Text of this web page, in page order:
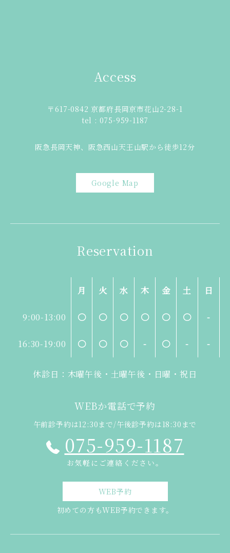
Access
〒617-0842 京都府長岡京市花山2-28-1
tel : 075-959-1187
阪急長岡天神、阪急西山天王山駅から徒歩12分
Google Map
Reservation
月 火 水 木 金 土 日
9:00-13:00 〇 〇 〇 〇 〇 〇 -
16:30-19:00 〇 〇 〇 - 〇 - -
休診日：木曜午後・土曜午後・日曜・祝日
WEBか電話で予約
午前診予約は12:30まで/午後診予約は18:30まで
075-959-1187
お気軽にご連絡ください。
WEB予約
初めての方もWEB予約できます。